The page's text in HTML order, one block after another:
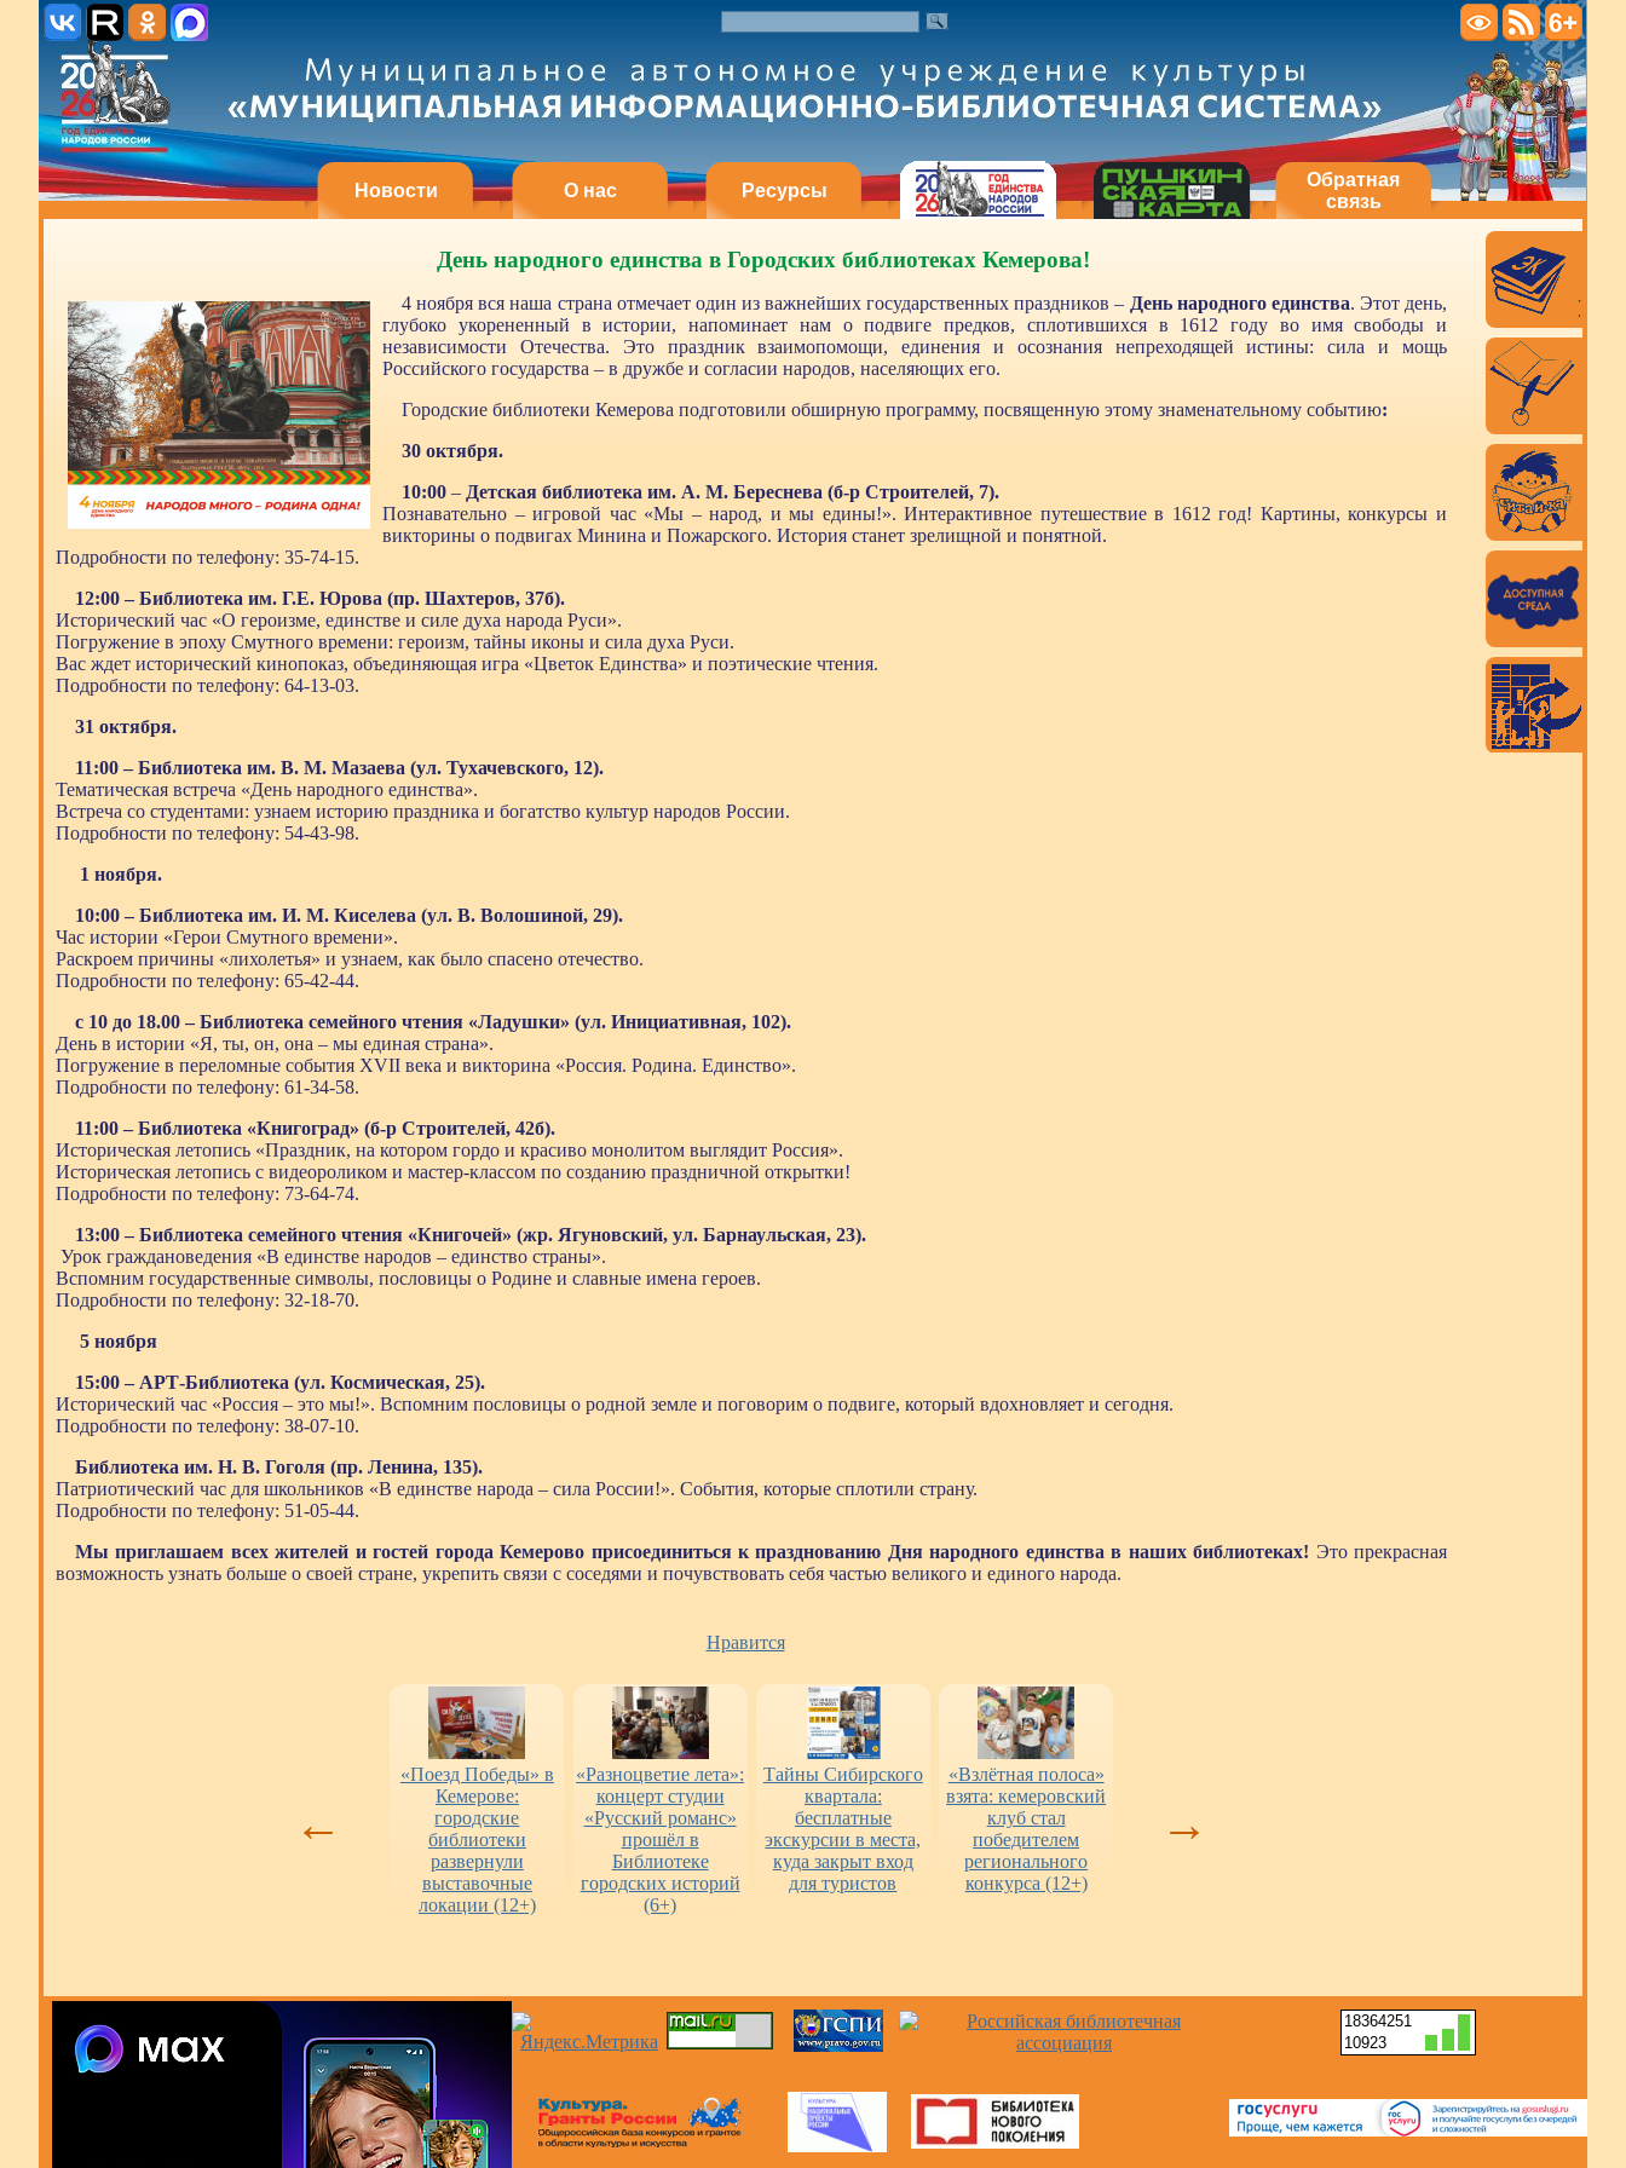
Новости О нас Ресурсы
Обратная
связь
День народного единства в Городских библиотеках Кемерова!
4 ноября вся наша страна отмечает один из важнейших государственных праздников – День народного единства. Этот день,
глубоко укорененный в истории, напоминает нам о подвиге предков, сплотившихся в 1612 году во имя свободы и
независимости Отечества. Это праздник взаимопомощи, единения и осознания непреходящей истины: сила и мощь
Российского государства – в дружбе и согласии народов, населяющих его.
Городские библиотеки Кемерова подготовили обширную программу, посвященную этому знаменательному событию:
30 октября.
10:00 – Детская библиотека им. А. М. Береснева (б-р Строителей, 7).
Познавательно – игровой час «Мы – народ, и мы едины!». Интерактивное путешествие в 1612 год! Картины, конкурсы и
викторины о подвигах Минина и Пожарского. История станет зрелищной и понятной.
Подробности по телефону: 35-74-15.
12:00 – Библиотека им. Г.Е. Юрова (пр. Шахтеров, 37б).
Исторический час «О героизме, единстве и силе духа народа Руси».
Погружение в эпоху Смутного времени: героизм, тайны иконы и сила духа Руси.
Вас ждет исторический кинопоказ, объединяющая игра «Цветок Единства» и поэтические чтения.
Подробности по телефону: 64-13-03.
31 октября.
11:00 – Библиотека им. В. М. Мазаева (ул. Тухачевского, 12).
Тематическая встреча «День народного единства».
Встреча со студентами: узнаем историю праздника и богатство культур народов России.
Подробности по телефону: 54-43-98.
1 ноября.
10:00 – Библиотека им. И. М. Киселева (ул. В. Волошиной, 29).
Час истории «Герои Смутного времени».
Раскроем причины «лихолетья» и узнаем, как было спасено отечество.
Подробности по телефону: 65-42-44.
с 10 до 18.00 – Библиотека семейного чтения «Ладушки» (ул. Инициативная, 102).
День в истории «Я, ты, он, она – мы единая страна».
Погружение в переломные события XVII века и викторина «Россия. Родина. Единство».
Подробности по телефону: 61-34-58.
11:00 – Библиотека «Книгоград» (б-р Строителей, 42б).
Историческая летопись «Праздник, на котором гордо и красиво монолитом выглядит Россия».
Историческая летопись с видеороликом и мастер-классом по созданию праздничной открытки!
Подробности по телефону: 73-64-74.
13:00 – Библиотека семейного чтения «Книгочей» (жр. Ягуновский, ул. Барнаульская, 23).
Урок граждановедения «В единстве народов – единство страны».
Вспомним государственные символы, пословицы о Родине и славные имена героев.
Подробности по телефону: 32-18-70.
5 ноября
15:00 – АРТ-Библиотека (ул. Космическая, 25).
Исторический час «Россия – это мы!». Вспомним пословицы о родной земле и поговорим о подвиге, который вдохновляет и сегодня.
Подробности по телефону: 38-07-10.
Библиотека им. Н. В. Гоголя (пр. Ленина, 135).
Патриотический час для школьников «В единстве народа – сила России!». События, которые сплотили страну.
Подробности по телефону: 51-05-44.
Мы приглашаем всех жителей и гостей города Кемерово присоединиться к празднованию Дня народного единства в наших библиотеках! Это прекрасная
возможность узнать больше о своей стране, укрепить связи с соседями и почувствовать себя частью великого и единого народа.
Нравится
←
«Поезд Победы» в
Кемерове:
городские
библиотеки
развернули
выставочные
локации (12+)
«Разноцветие лета»:
концерт студии
«Русский романс»
прошёл в
Библиотеке
городских историй
(6+)
Тайны Сибирского
квартала:
бесплатные
экскурсии в места,
куда закрыт вход
для туристов
«Взлётная полоса»
взята: кемеровский
клуб стал
победителем
регионального
конкурса (12+)
→
18364251
10923